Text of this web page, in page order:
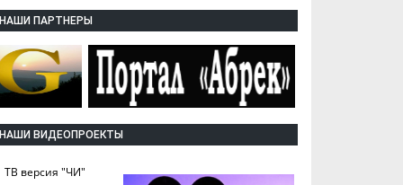
НАШИ ПАРТНЕРЫ
НАШИ ВИДЕОПРОЕКТЫ
ТВ версия "ЧИ"